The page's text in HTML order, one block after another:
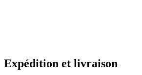
Expédition et livraison